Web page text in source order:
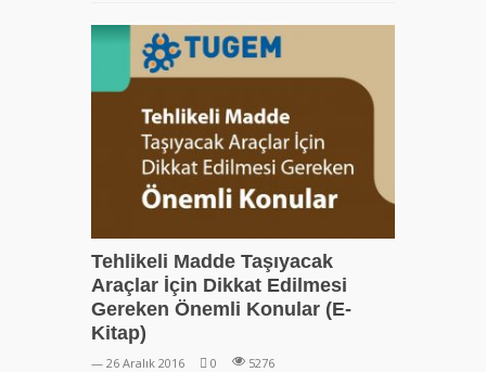
Tehlikeli Madde Taşıyacak
Araçlar İçin Dikkat Edilmesi
Gereken Önemli Konular (E-
Kitap)
— 26 Aralık 2016 0 5276